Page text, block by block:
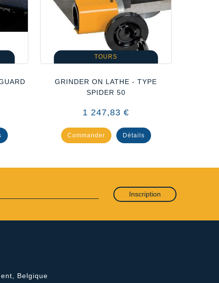
TOURS
GRINDER ON LATHE - TYPE
SPIDER 50
1 247,83 €
Commander Détails
Inscription
Belgique